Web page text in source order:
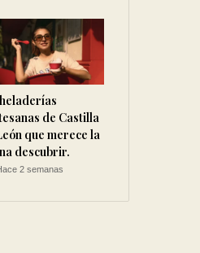
heladerías
de Castilla
que merece la
descubrir.
2 semanas